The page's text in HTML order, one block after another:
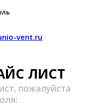
vent.ru
ЛИСТ
пожалуйста